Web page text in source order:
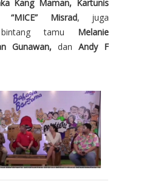
Kang Maman, Kartunis
“MICE” Misrad, juga
bintang tamu Melanie
Gunawan, dan Andy F